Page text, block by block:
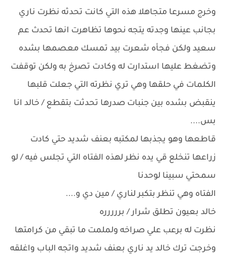
وخرج مسرعا متجاهلا هذه التي كانت تحدثه نظرت ناري
بجانب عينها وجدته يتجه نحوها تظاهرت انها تحدث عم
سعيد ولكن فجأه شعرت بيد تمسك معصمها بشده
وتضغط عليها استدارت له وكادت تصرخ به ولكن توقفت
الكلمات في حلقها وهي تري نظرته التي جعلت قلبها
ينقبض بشده بين جنبات صدرها تحدثت بتقطع / خالد انا
بس....
قاطعها وهو يجذبها لمكتبه بعنف شديد حتي كادت
زراعها تنخلع قي يده نظر لهذه الفتاه التي تجلس فيه / لو
سمحتي سبينا لوحدنا
الفتاه وهي تنظر بتكبر لناري / مين دي و....
خالد بعيون تطلق شرار / بررررره
نظرت له برعب علي صراخه ولملمت ما تبقي من كرامتها
وخرجت ترك خالد يد ناري بعنف شديد واتجه الباب واغلقه